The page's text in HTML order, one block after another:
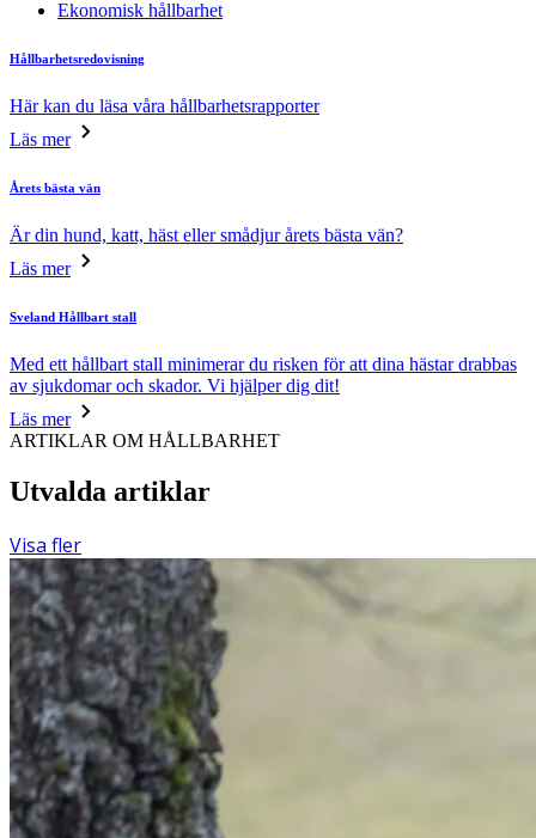
Ekonomisk hållbarhet
Hållbarhetsredovisning
Här kan du läsa våra hållbarhetsrapporter
Läs mer
Årets bästa vän
Är din hund, katt, häst eller smådjur årets bästa vän?
Läs mer
Sveland Hållbart stall
Med ett hållbart stall minimerar du risken för att dina hästar drabbas
av sjukdomar och skador. Vi hjälper dig dit!
Läs mer
ARTIKLAR OM HÅLLBARHET
Utvalda artiklar
Visa fler